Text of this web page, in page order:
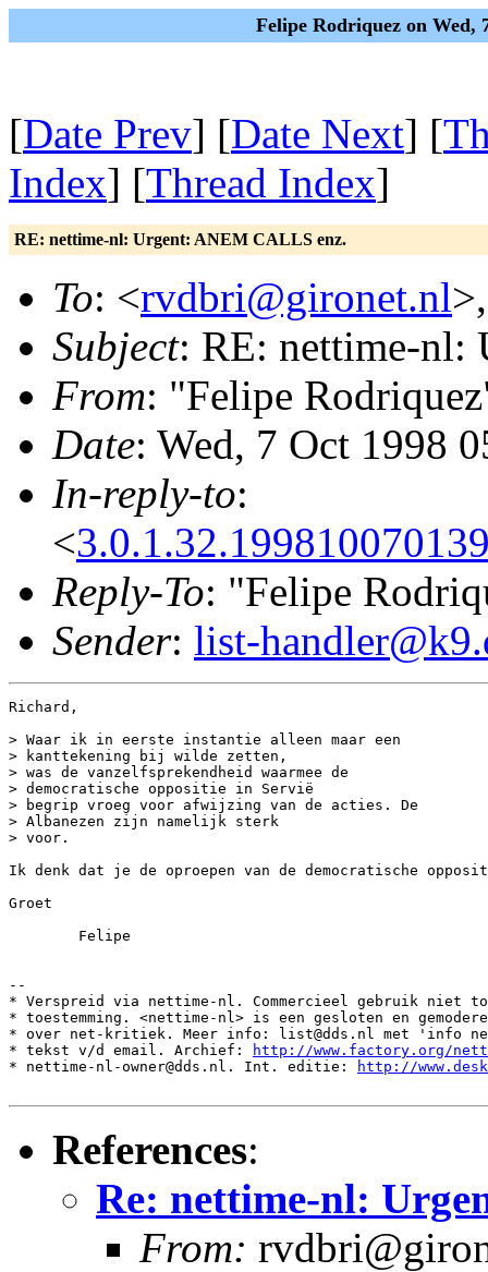
Felipe Rodriquez on Wed,
[Date Prev] [Date Next] [
Index] [Thread Index]
RE: nettime-nl: Urgent: ANEM CALLS enz.
To: <rvdbri@gironet.nl
Subject: RE: nettime-nl:
From: "Felipe
Date: Wed, 7 Oct 1998
In-reply-to:
<
Reply-To: "Felipe
Sender: list-
Richard,
> Waar ik in eerste instantie alleen maar een
> kanttekening bij wilde zetten,
> was de vanzelfsprekendheid waarmee de
> democratische oppositie in Servië
> begrip vroeg voor afwijzing van de acties. De
> Albanezen zijn namelijk sterk
> voor.
Ik denk dat je de oproepen van de democratische
Groet
--
* Verspreid via nettime-nl. Commercieel gebruik niet
* toestemming. <nettime-nl> is een gesloten en
* over net-kritiek. Meer info: list@dds.nl met 'info
* tekst v/d email. Archief:
http://www.factory.org/
* nettime-nl-owner@dds.nl. Int. editie:
http://
References:
Re: nettime-nl:
From: